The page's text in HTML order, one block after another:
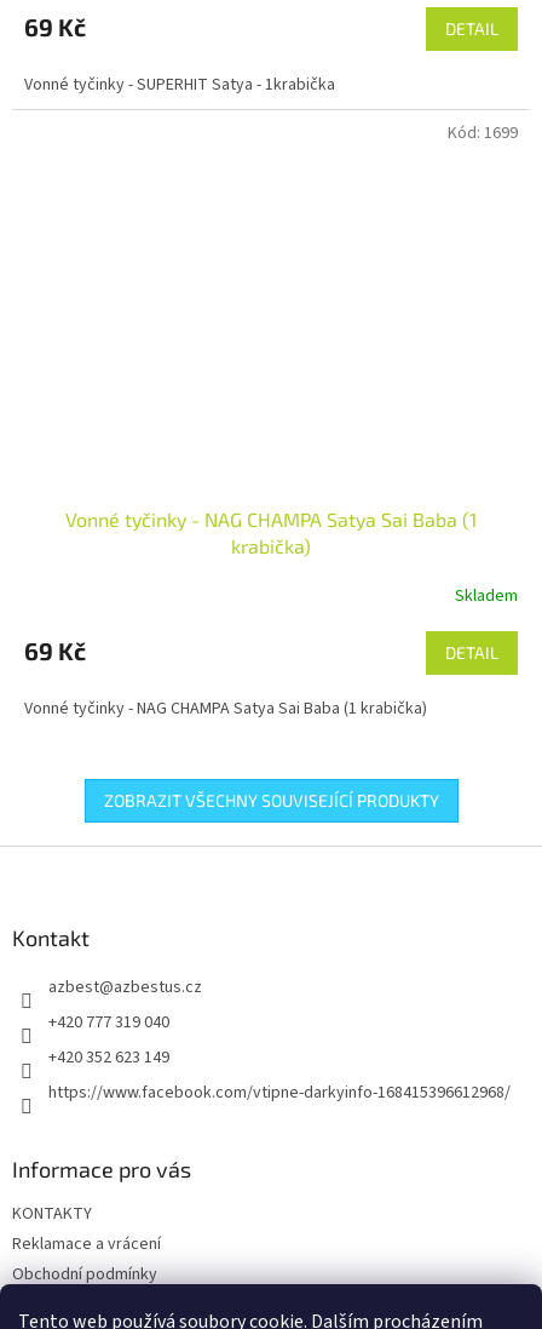
Tento web používá soubory cookie. Dalším procházením
69 Kč DETAIL
Vonné tyčinky - SUPERHIT Satya - 1krabička
Vonné tyčinky - NAG CHAMPA Satya Sai Baba (1
krabička)
Skladem
69 Kč DETAIL
Vonné tyčinky - NAG CHAMPA Satya Sai Baba (1 krabička)
Kód: 1699
ZOBRAZIT VŠECHNY SOUVISEJÍCÍ PRODUKTY
Kontakt
azbest@azbestus.cz
+420 777 319 040
+420 352 623 149
https://www.facebook.com/vtipne-darkyinfo-168415396612968/
Informace pro vás
KONTAKTY
Reklamace a vrácení
Obchodní podmínky